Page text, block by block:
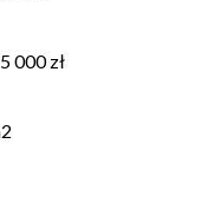
000 zł